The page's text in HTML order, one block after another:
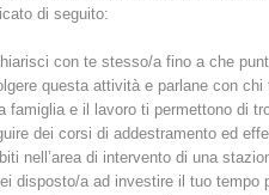
Rapporti annuali
Formazione
di seguito:
con te stesso/a fino a che
questa attività e parlane con
famiglia e il lavoro ti permettono di
dei corsi di addestramento ed
nell’area di intervento di una
disposto/a ad investire il tuo tempo